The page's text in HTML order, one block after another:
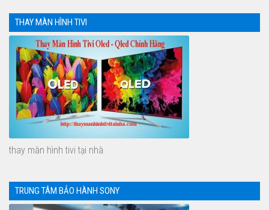
THAY MÀN HÌNH TIVI
thay màn hình tivi tại nhà
TRUNG TÂM BẢO HÀNH SONY